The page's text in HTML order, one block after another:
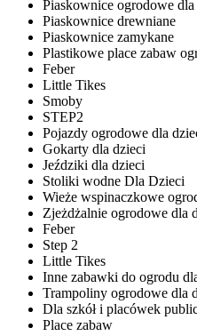
Piaskownice ogrodowe dla
Piaskownice drewniane
Piaskownice zamykane
Plastikowe place zabaw
Feber
Little Tikes
Smoby
STEP2
Pojazdy ogrodowe dla
Gokarty dla dzieci
Jeździki dla dzieci
Stoliki wodne Dla Dzieci
Wieże wspinaczkowe
Zjeżdżalnie ogrodowe dla
Feber
Step 2
Little Tikes
Inne zabawki do ogrodu
Trampoliny ogrodowe dla
Dla szkół i placówek
Place zabaw